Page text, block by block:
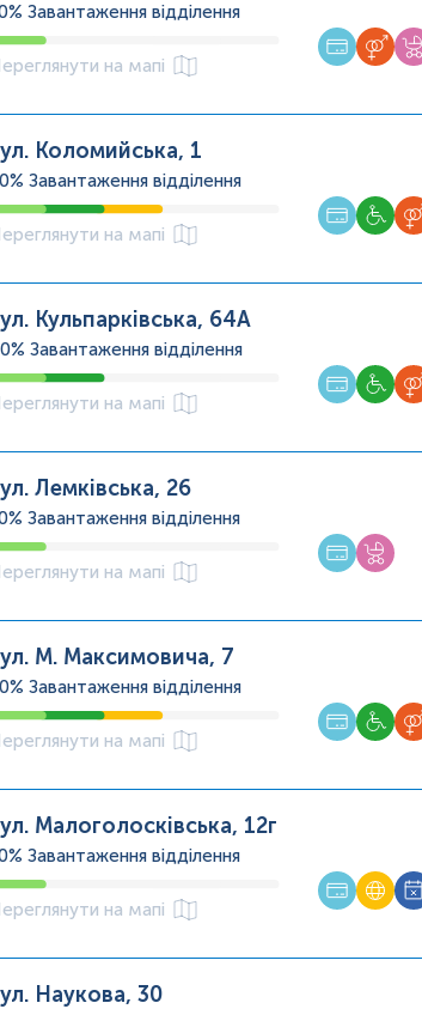
Завантаження відділення
на мапі
Коломийська, 1
Завантаження відділення
на мапі
Кульпарківська, 64А
Завантаження відділення
на мапі
Лемківська, 26
Завантаження відділення
на мапі
М. Максимовича, 7
Завантаження відділення
на мапі
Малоголосківська, 12г
Завантаження відділення
на мапі
Наукова, 30